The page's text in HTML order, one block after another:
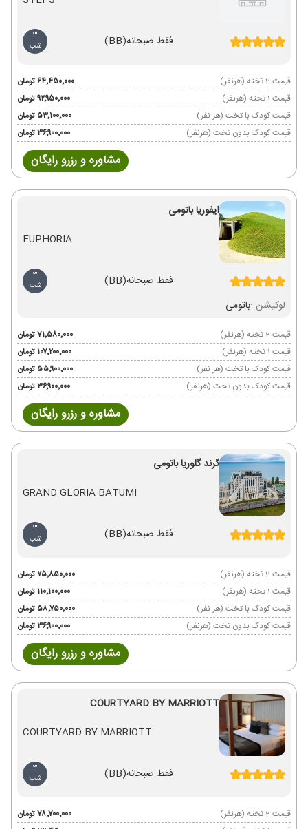
فقط صبحانه(BB)
3
شب
قیمت 2 تخته (هرنفر)
۶۴٬۴۵۰٬۰۰۰ تومان
قیمت 1 تخته (هرنفر)
۹۲٬۹۵۰٬۰۰۰ تومان
قیمت کودک با تخت (هر نفر)
۵۳٬۱۰۰٬۰۰۰ تومان
قیمت کودک بدون تخت (هرنفر)
۳۶٬۹۰۰٬۰۰۰ تومان
مشاوره و رزرو رایگان
ایفوریا باتومی
EUPHORIA
فقط صبحانه(BB)
3
شب
لوکیشن :باتومی
قیمت 2 تخته (هرنفر)
۷۱٬۵۸۰٬۰۰۰ تومان
قیمت 1 تخته (هرنفر)
۱۰۷٬۲۰۰٬۰۰۰ تومان
قیمت کودک با تخت (هر نفر)
۵۵٬۹۰۰٬۰۰۰ تومان
قیمت کودک بدون تخت (هرنفر)
۳۶٬۹۰۰٬۰۰۰ تومان
مشاوره و رزرو رایگان
گرند گلوریا باتومی
GRAND GLORIA BATUMI
فقط صبحانه(BB)
3
شب
قیمت 2 تخته (هرنفر)
۷۵٬۸۵۰٬۰۰۰ تومان
قیمت 1 تخته (هرنفر)
۱۱۰٬۱۰۰٬۰۰۰ تومان
قیمت کودک با تخت (هر نفر)
۵۸٬۷۵۰٬۰۰۰ تومان
قیمت کودک بدون تخت (هرنفر)
۳۶٬۹۰۰٬۰۰۰ تومان
مشاوره و رزرو رایگان
COURTYARD BY MARRIOTT
COURTYARD BY MARRIOTT
فقط صبحانه(BB)
3
شب
قیمت 2 تخته (هرنفر)
۷۸٬۷۰۰٬۰۰۰ تومان